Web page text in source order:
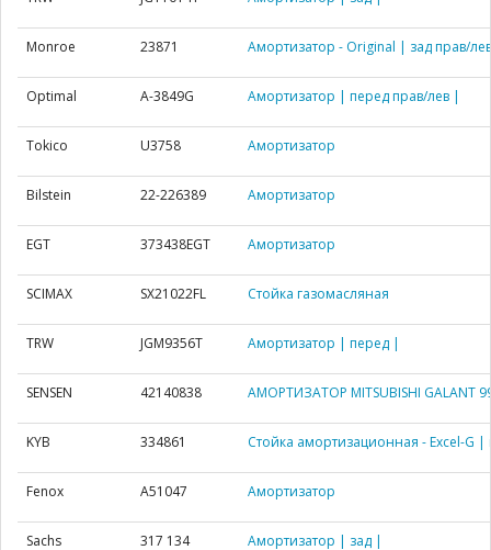
Monroe 23871 Амортизатор - Original | зад прав/
Optimal A-3849G Амортизатор | перед прав/лев |
Tokico U3758 Амортизатор
Bilstein 22-226389 Амортизатор
EGT 373438EGT Амортизатор
SCIMAX SX21022FL Стойка газомасляная
TRW JGM9356T Амортизатор | перед |
SENSEN 42140838 АМОРТИЗАТОР MITSUBISHI GALANT
KYB 334861 Стойка амортизационная - Excel-G
Fenox A51047 Амортизатор
Sachs 317 134 Амортизатор | зад |